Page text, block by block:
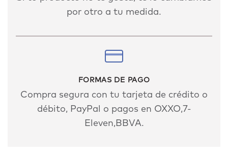
por otro a tu medida.
FORMAS DE PAGO
Compra segura con tu tarjeta de crédito o
débito, PayPal o pagos en OXXO,7-
Eleven,BBVA.